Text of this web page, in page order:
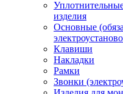
изделия
Основные
Клавиши
Накладки
Рамки
Звонки